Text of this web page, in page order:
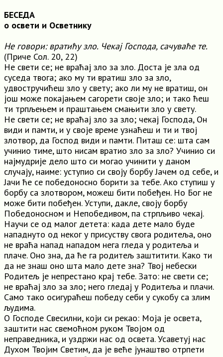
БЕСЕДА
о освети и Осветнику
Не говори: вратићу зло. Чекај Господа, сачуваће те.
(Приче Сол. 20, 22)
Не свети се; не враћај зло за зло. Доста је зла од
суседа твога; ако му ти вратиш зло за зло,
удвостручићеш зло у свету; ако ли му не вратиш, он
још може покајањем сагорети своје зло; и тако ћеш
ти трпљењем и праштањем смањити зло у свету.
Не свети се; не враћај зло за зло; чекај Господа, Он
види и памти, и у своје време узнаћеш и ти и твој
злотвор, да Господ види и памти. Питаш се: шта сам
учинио тиме, што нисам вратио зло за зло? Учинио си
најмудрије дело што си могао учинити у даном
случају, наиме: уступио си своју борбу Јачем од себе, и
Јачи ће се победоносно борити за тебе. Ако ступиш у
борбу са злотвором, можеш бити побеђен. Но Бог не
може бити побеђен. Уступи, дакле, своју борбу
Победоносном и Непобедивом, па стрпљиво чекај.
Научи се од малог детета: када дете мало буде
нападнуто од неког у присуству свога родитеља, оно
не враћа напад нападом нега гледа у родитеља и
плаче. Оно зна, да ће га родитељ заштитити. Како ти
да не знаш оно шта мало дете зна? Твој небески
Родитељ је непрестано крај тебе. Зато: не свети се;
не враћај зло за зло; него гледај у Родитеља и плачи.
Само тако осигураћеш победу себи у сукобу са злим
људима.
О Господе Свесилни, који си рекао: Моја је освета,
заштити нас свемоћном руком Твојом од
неправедника, и уздржи нас од освета. Усаветуј нас
Духом Твојим Светим, да је веће јунаштво отрпети